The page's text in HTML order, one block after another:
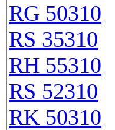
RG 50310
RS 35310
RH 55310
RS 52310
RK 50310